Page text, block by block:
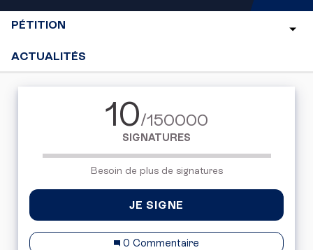
PÉTITION
ACTUALITÉS
10/150000
SIGNATURES
Besoin de plus de signatures
JE SIGNE
0 Commentaire